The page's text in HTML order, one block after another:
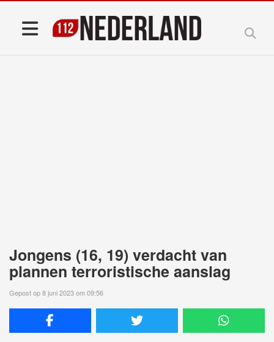
Jongens (16, 19) verdacht van
plannen terroristische aanslag
Gepost op 8 juni 2023 om 09:56